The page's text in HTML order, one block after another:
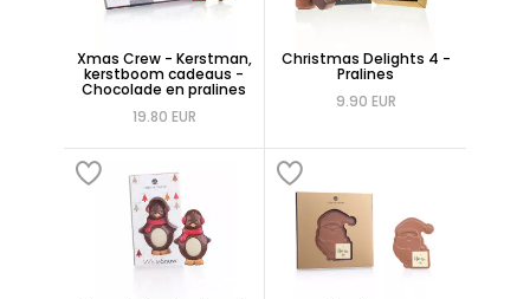
Xmas Crew - Kerstman,
kerstboom cadeaus -
Chocolade en pralines
19.80 EUR
Christmas Delights 4 -
Pralines
9.90 EUR